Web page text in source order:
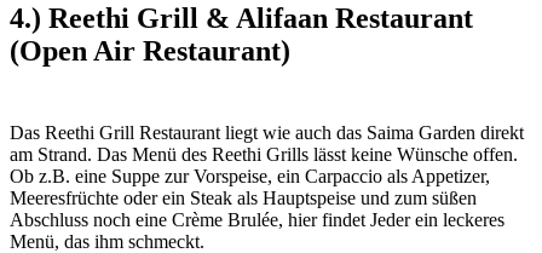
4.) Reethi Grill & Alifaan Restaurant
(Open Air Restaurant)
Das Reethi Grill Restaurant liegt wie auch das Saima Garden direkt
am Strand. Das Menü des Reethi Grills lässt keine Wünsche offen.
Ob z.B. eine Suppe zur Vorspeise, ein Carpaccio als Appetizer,
Meeresfrüchte oder ein Steak als Hauptspeise und zum süßen
Abschluss noch eine Crème Brulée, hier findet Jeder ein leckeres
Menü, das ihm schmeckt.